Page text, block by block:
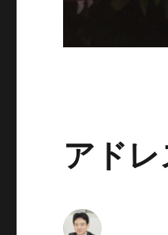
アド